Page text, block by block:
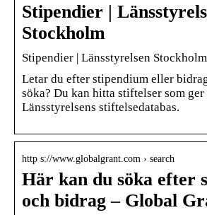
Stipendier |
Stockholm
Stipendier | Länsstyrelsen Stockholm
Letar du efter stipendium eller
söka? Du kan hitta stiftelser som
Länsstyrelsens stiftelsedatabas.
http s://www.globalgrant.com › search
Här kan du söka efter
och bidrag – Global